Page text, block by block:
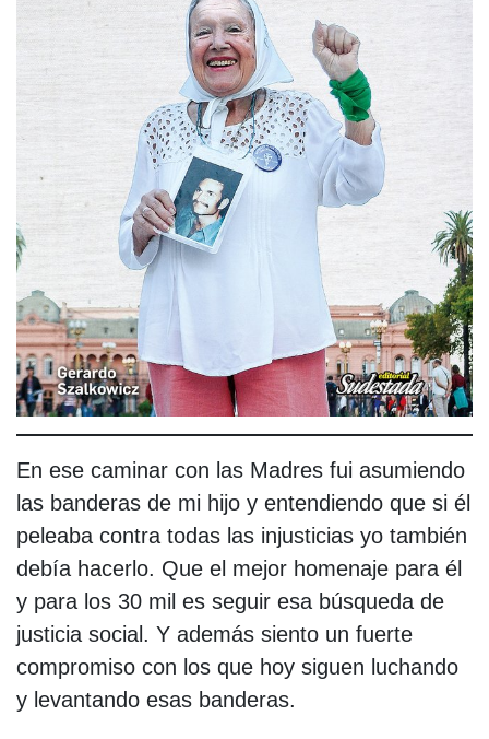
En ese caminar con las Madres fui asumiendo
las banderas de mi hijo y entendiendo que si él
peleaba contra todas las injusticias yo también
debía hacerlo. Que el mejor homenaje para él
y para los 30 mil es seguir esa búsqueda de
justicia social. Y además siento un fuerte
compromiso con los que hoy siguen luchando
y levantando esas banderas.